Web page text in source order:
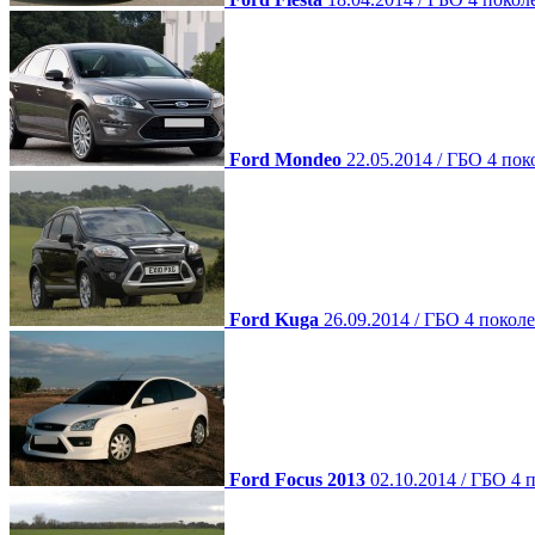
Ford Mondeo 22.05.2014 / ГБО 4
Ford Kuga 26.09.2014 / ГБО 4
Ford Focus 2013 02.10.2014 / ГБО 4